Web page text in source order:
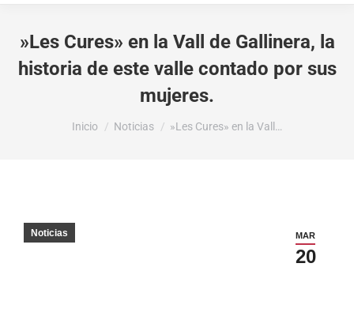
»Les Cures» en la Vall de Gallinera, la
historia de este valle contado por sus
mujeres.
Estás aquí:
Inicio Noticias »Les Cures» en la Vall…
MAR
20
Noticias